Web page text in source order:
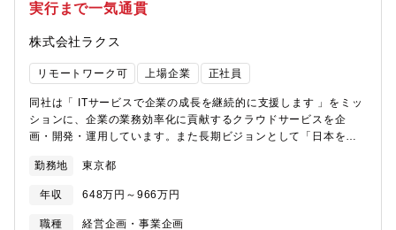
容】本ポジションは、営業部の“運営者”ではなく、“経営メンバ
した営業戦略・セグメント戦略の設計・KPI・パイプライン・
Forecastを用いた経営管理・マネージャー・リーダー層の育成と
評価・採用・オンボーディング・育成体系の構築・プロダクト・
任者への戦略提案・意思決定支援【魅力ポイント】■経営・事業戦
略へのダイレクトなインパクト【COO直下事業】の営業責任者候
補として、事業戦略と直結した営業戦略の設計・実行を担いま
す。単なる営業管理ではなく、「どの市場をどう取りにいくの
レベルの意思決定に関与しながら、営業組織をドライブできる環
実行まで一気通貫
株式会社ラクス
リモートワーク可 上場企業 正社員
同社は「 ITサービスで企業の成長を継続的に支援します 」をミッ
ションに、企業の業務効率化に貢献するクラウドサービスを企
画・開発・運用しています。また長期ビジョンとして「日本を代
その達成に向けて日々活動しています。ミッション・ビジョンの
達成に向け、今後事業拡大をしていく上で重要なポジションとな
る、事業戦略担当としてご活躍いただける方を募集します。【ミ
ッション】楽楽シリーズ各商材の新規受注の最大化をミッション
勤務地 東京都
年収 648万円～966万円
職種 経営企画・事業企画